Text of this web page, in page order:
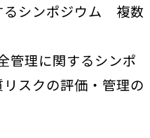
るシンポジウム 複数
管理に関するシンポ
スクの評価・管理の